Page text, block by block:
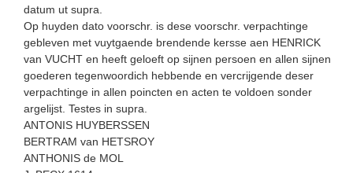
datum ut supra.
Op huyden dato voorschr. is dese voorschr. verpachtinge
gebleven met vuytgaende brendende kersse aen HENRICK
van VUCHT en heeft geloeft op sijnen persoen en allen sijnen
goederen tegenwoordich hebbende en vercrijgende deser
verpachtinge in allen poincten en acten te voldoen sonder
argelijst. Testes in supra.
ANTONIS HUYBERSSEN
BERTRAM van HETSROY
ANTHONIS de MOL